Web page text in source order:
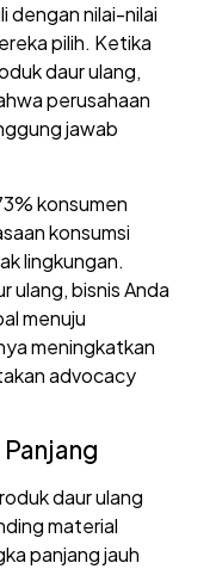
dengan nilai-nilai
pilih. Ketika
daur ulang,
perusahaan
jawab
konsumen
konsumsi
lingkungan.
ulang, bisnis Anda
menuju
meningkatkan
advocacy
daur ulang
material
panjang jauh